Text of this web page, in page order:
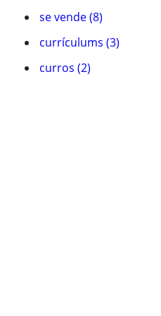
se vende (8)
currículums (3)
curros (2)